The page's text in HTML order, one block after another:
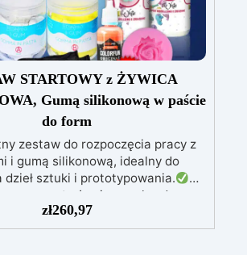
STARTOWY z ŻYWICA
Gumą silikonową w paście
do form
zestaw do rozpoczęcia pracy z
i gumą silikonową, idealny do
dzieł sztuki i prototypowania.
żywicę epoksydową
wlewania, możliwą do barwienia
Zawiera białą żywicę
zł260,97